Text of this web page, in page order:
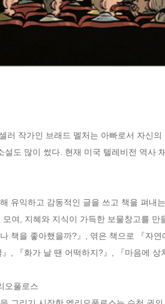
러 작가인 브래드 멜처는 아빠로서 자신
설도 많이 썼다. 현재 미국 텔레비전 역사
유익하고 감동적인 글을 쓰고 책을 펴내
모여, 지혜와 지식이 가득한 보물창고를
나 책을 좋아했을까?』, 엮은 책으로 『자
』, 『화가 날 땐 어떡하지?』, 『마음에
오풀로스